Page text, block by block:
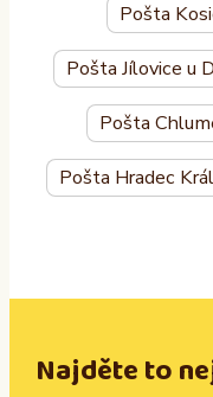
Pošta
Pošta Jílovice u
Pošta
Pošta Hradec
Najděte to